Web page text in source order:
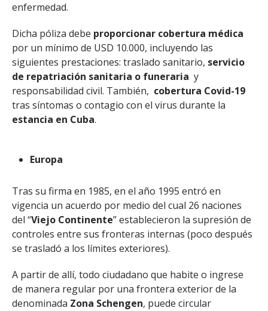
enfermedad.
Dicha póliza debe proporcionar cobertura médica
por un mínimo de USD 10.000, incluyendo las
siguientes prestaciones: traslado sanitario, servicio
de repatriación sanitaria o funeraria y
responsabilidad civil. También, cobertura Covid-19
tras síntomas o contagio con el virus durante la
estancia en Cuba.
Europa
Tras su firma en 1985, en el año 1995 entró en
vigencia un acuerdo por medio del cual 26 naciones
del “Viejo Continente” establecieron la supresión de
controles entre sus fronteras internas (poco después
se trasladó a los límites exteriores).
A partir de allí, todo ciudadano que habite o ingrese
de manera regular por una frontera exterior de la
denominada Zona Schengen, puede circular